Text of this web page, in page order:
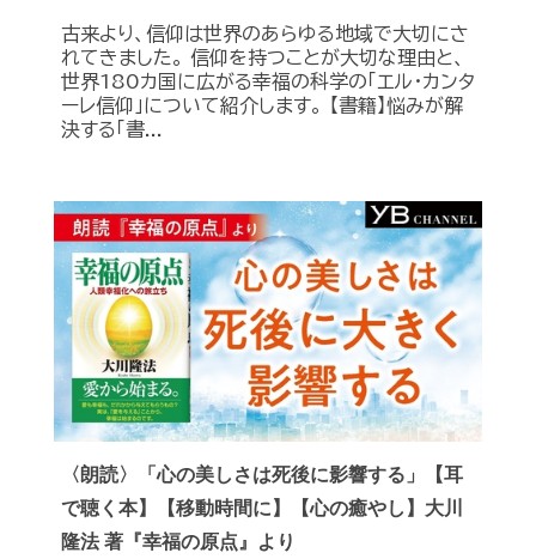
古来より、信仰は世界のあらゆる地域で大切にさ
れてきました。 信仰を持つことが大切な理由と、
世界180カ国に広がる幸福の科学の「エル・カンタ
ーレ信仰」について紹介します。 【書籍】悩みが解
決する「書...
〈朗読〉「心の美しさは死後に影響する」【耳
で聴く本】【移動時間に】【心の癒やし】大川
隆法 著『幸福の原点』より